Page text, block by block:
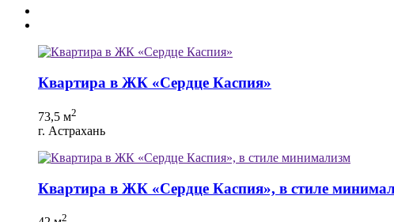
Квартира в ЖК «Сердце Каспия»
73,5 м2
г. Астрахань
Квартира в ЖК «Сердце Каспия», в стиле
2